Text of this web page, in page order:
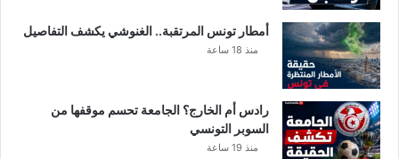
أمطار تونس المرتقبة.. الغنوشي يكشف التفاصيل
منذ 18 ساعة
رادس أم الخارج؟ الجامعة تحسم موقفها من
السوبر التونسي
منذ 19 ساعة